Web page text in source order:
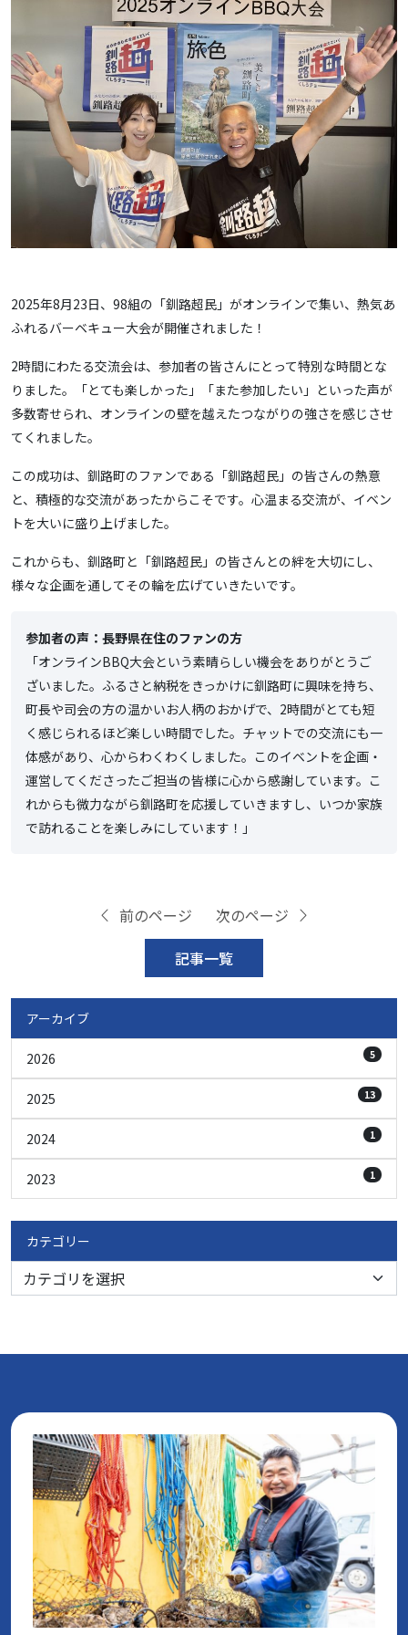
2025年8月23日、98組の「釧路超民」がオンラインで集い、熱気あ
ふれるバーベキュー大会が開催されました！
2時間にわたる交流会は、参加者の皆さんにとって特別な時間とな
りました。「とても楽しかった」「また参加したい」といった声が
多数寄せられ、オンラインの壁を越えたつながりの強さを感じさせ
てくれました。
この成功は、釧路町のファンである「釧路超民」の皆さんの熱意
と、積極的な交流があったからこそです。心温まる交流が、イベン
トを大いに盛り上げました。
これからも、釧路町と「釧路超民」の皆さんとの絆を大切にし、
様々な企画を通してその輪を広げていきたいです。
参加者の声：長野県在住のファンの方
「オンラインBBQ大会という素晴らしい機会をありがとうご
ざいました。ふるさと納税をきっかけに釧路町に興味を持ち、
町長や司会の方の温かいお人柄のおかげで、2時間がとても短
く感じられるほど楽しい時間でした。チャットでの交流にも一
体感があり、心からわくわくしました。このイベントを企画・
運営してくださったご担当の皆様に心から感謝しています。こ
れからも微力ながら釧路町を応援していきますし、いつか家族
で訪れることを楽しみにしています！」
前のページ
記事一覧
次のページ
アーカイブ
2026 5
2025 13
2024 1
2023 1
カテゴリー